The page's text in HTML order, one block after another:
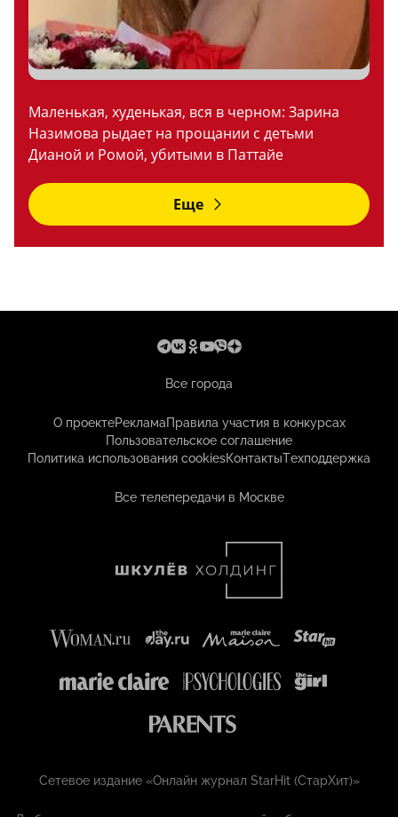
Маленькая, худенькая, вся в черном: Зарина
Назимова рыдает на прощании с детьми
Дианой и Ромой, убитыми в Паттайе
Еще
Все города
О проектеРекламаПравила участия в конкурсах
Пользовательское соглашение
Политика использования cookiesКонтактыТехподдержка
Все телепередачи в Москве
Сетевое издание «Онлайн журнал StarHit (СтарХит)»